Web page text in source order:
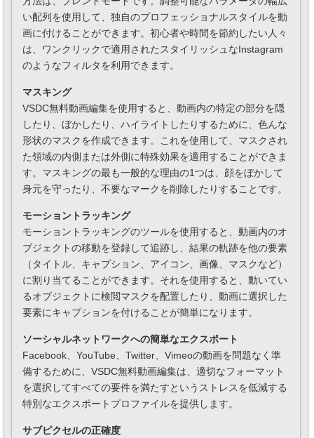
い配列を使用して、独自のプロフェッショナルスタイルを動
画に付けることができます。初心者や時間を節約したい人々
は、ワンクリックで適用されたスタイリッシュなInstagram
のようなフィルタを利用できます。
マスキング
VSDC無料動画編集を使用すると、動画内の特定の部分を隠
したり、ぼかしたり、ハイライトしたりするために、色んな
形状のマスクを作成できます。これを使用して、マスクされ
た領域の内側または外側に特殊効果を適用することができま
す。マスキングの最も一般的な理由の1つは、顔をぼかして
身元を守ったり、不要なマークを削除したりすることです。
モーショントラッキング
モーショントラッキングのツールを使用すると、動画内のオ
ブジェクトの移動を登録して追跡し、結果の軌跡を他の要素
（タイトル、キャプション、アイコン、画像、マスクなど）
に割り当てることができます。それを使用すると、動いてい
るオブジェクトに検閲マスクを配置したり、動画に選択した
要素にキャプションを付けることが簡単になります。
ソーシャルネットワークへの簡単なエクスポート
Facebook、YouTube、Twitter、Vimeoの動画を問題なく準
備するために、VSDC無料動画編集は、適切なフォーマット
を選択してすべての要件を満たすというストレスを低減する
特別なエクスポートプロファイルを提供します。
サブピクセルの正確度